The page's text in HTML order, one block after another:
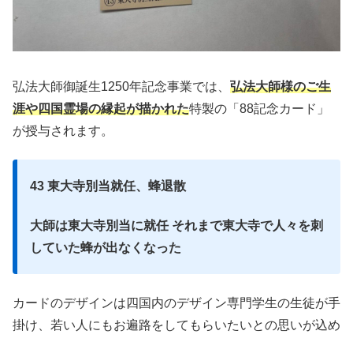
弘法大師御誕生1250年記念事業では、 弘法大師様のご生
涯や四国霊場の縁起が描かれた特製の「88記念カード」
が授与されます。
43 東大寺別当就任、蜂退散
大師は東大寺別当に就任 それまで東大寺で人々を刺
していた蜂が出なくなった
カードのデザインは四国内のデザイン専門学生の生徒が手
掛け、若い人にもお遍路をしてもらいたいとの思いが込め